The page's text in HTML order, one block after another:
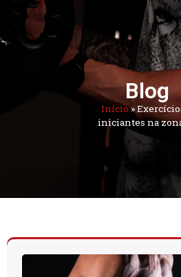
Blog
Início»
iniciantes na